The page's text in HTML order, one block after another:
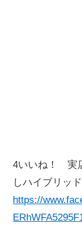
4いいね！ 実
しハイブリッ
https://